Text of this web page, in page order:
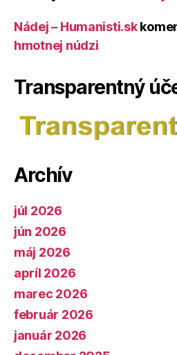
Nádej – Humanisti.sk
hmotnej núdzi
Transparentný
Archív
júl 2026
jún 2026
máj 2026
apríl 2026
marec 2026
február 2026
január 2026